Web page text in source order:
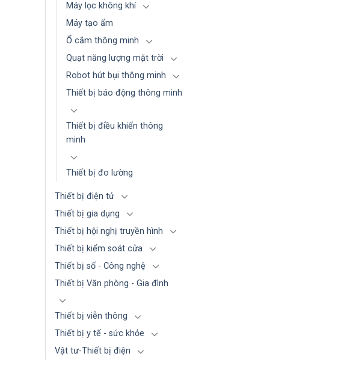
Máy lọc không khí
Máy tạo ẩm
Ổ cắm thông minh
Quạt năng lượng mặt trời
Robot hút bụi thông minh
Thiết bị báo động thông minh
Thiết bị điều khiển thông
minh
Thiết bị đo lường
Thiết bị điện tử
Thiết bị gia dụng
Thiết bị hội nghị truyền hình
Thiết bị kiểm soát cửa
Thiết bị số - Công nghệ
Thiết bị Văn phòng - Gia đình
Thiết bị viễn thông
Thiết bị y tế - sức khỏe
Vật tư-Thiết bị điện